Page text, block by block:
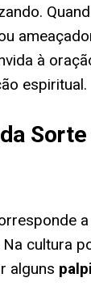
à
espiritual.
cultura
alguns